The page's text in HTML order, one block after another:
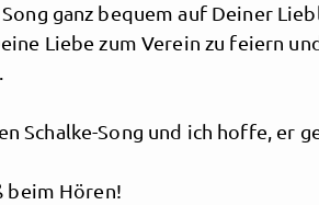
ganz bequem auf Deiner
Liebe zum Verein zu feiern
Schalke-Song und ich hoffe, er
beim Hören!